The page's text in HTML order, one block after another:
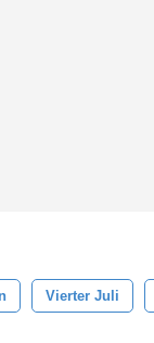
Vierter Juli